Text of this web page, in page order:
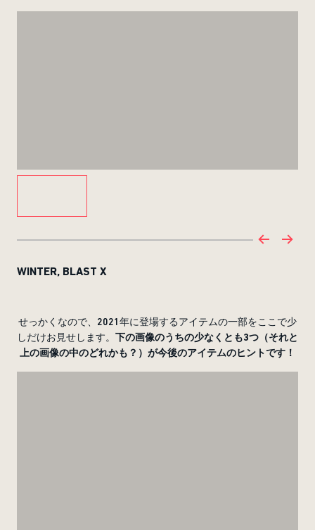
WINTER, BLAST X
せっかくなので、2021年に登場するアイテムの一部をここで少
しだけお見せします。 下の画像のうちの少なくとも3つ（それと
上の画像の中のどれかも？）が今後のアイテムのヒントです！